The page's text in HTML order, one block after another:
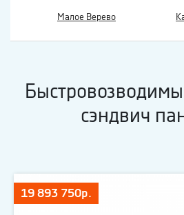
Малое Верево
сэндвич
19 893 750р.